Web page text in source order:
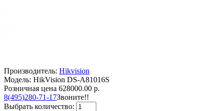
Производитель: Hikvision
Модель: HikVision DS-A81016S
Розничная цена 628000.00 р.
8(495)280-71-17Звоните!!
Выбрать количество: